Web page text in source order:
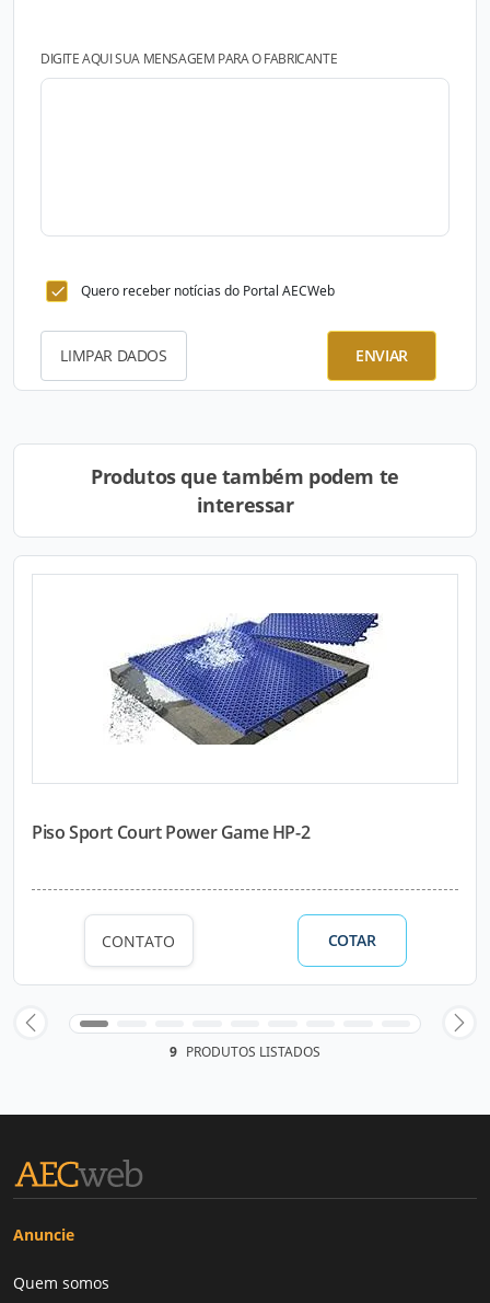
DIGITE AQUI SUA MENSAGEM PARA O FABRICANTE
Quero receber notícias do Portal AECWeb
LIMPAR DADOS ENVIAR
Produtos que também podem te
interessar
Piso Sport Court Power Game HP-2
CONTATO COTAR
9 PRODUTOS LISTADOS
Anuncie
Quem somos